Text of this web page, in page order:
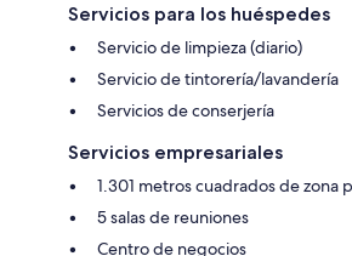
Servicios para los huéspedes
Servicio de limpieza (diario)
Servicio de tintorería/lavandería
Servicios de conserjería
Servicios empresariales
1.301 metros cuadrados de zona
5 salas de reuniones
Centro de negocios